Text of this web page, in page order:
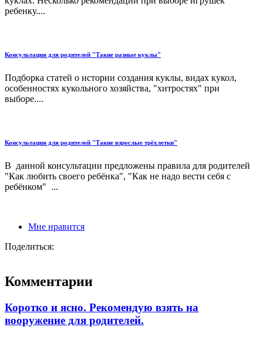
ребенку....
Консультация для родителей "Такие разные куклы"
Подборка статей о истории создания куклы, видах кукол,
особенностях кукольного хозяйства, "хитростях" при
выборе....
Консультация для родителей "Такие взрослые трёхлетки"
В данной консультации предложены правила для родителей
"Как любить своего ребёнка", "Как не надо вести себя с
ребёнком" ...
Мне нравится
Поделиться:
Комментарии
Коротко и ясно. Рекомендую взять на
вооружение для родителей.